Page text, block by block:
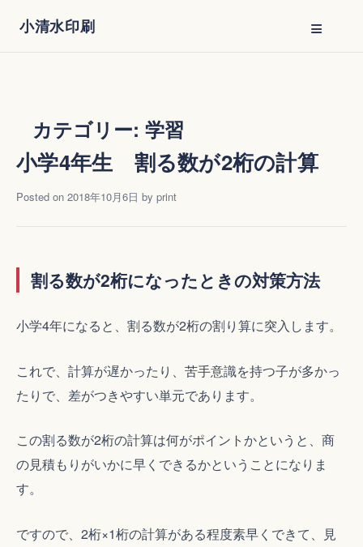
小清水印刷 ≡
カテゴリー: 学習
小学4年生 割る数が2桁の計算
Posted on 2018年10月6日 by print
割る数が2桁になったときの対策方法
小学4年になると、割る数が2桁の割り算に突入します。
これで、計算が遅かったり、苦手意識を持つ子が多かっ
たりで、差がつきやすい単元であります。
この割る数が2桁の計算は何がポイントかというと、商
の見積もりがいかに早くできるかということになりま
す。
ですので、2桁×1桁の計算がある程度素早くできて、見